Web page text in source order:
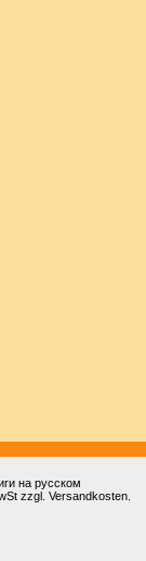
на русском
zzgl. Versandkosten.